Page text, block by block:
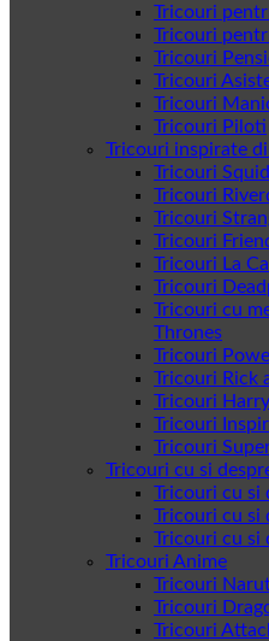
Tricouri
Tricouri
Tricouri
Tricouri
Tricouri
Tricouri Piloti
Tricouri inspirate
Tricouri
Tricouri
Tricouri
Tricouri
Tricouri La
Tricouri
Tricouri cu
Thrones
Tricouri
Tricouri Rick
Tricouri
Tricouri
Tricouri
Tricouri cu si
Tricouri cu si
Tricouri cu si
Tricouri cu si
Tricouri Anime
Tricouri
Tricouri
Tricouri